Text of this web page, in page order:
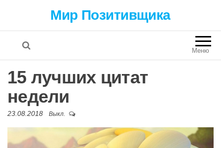
Мир Позитивщика
Меню
15 лучших цитат
недели
23.08.2018 Выкл.